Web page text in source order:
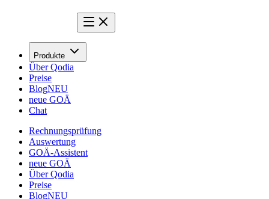
Produkte
Über Qodia
Preise
BlogNEU
neue GOÄ
Chat
Rechnungsprüfung
Auswertung
GOÄ-Assistent
neue GOÄ
Über Qodia
Preise
BlogNEU